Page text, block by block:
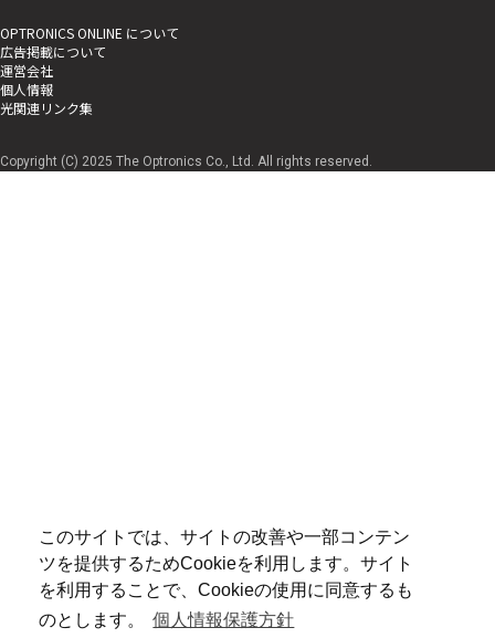
このサイトでは、サイトの改善や一部コンテン
ツを提供するためCookieを利用します。サイト
を利用することで、Cookieの使用に同意するも
のとします。
個人情報保護方針
OPTRONICS ONLINE について
広告掲載について
運営会社
個人情報
光関連リンク集
Copyright (C) 2025 The Optronics Co., Ltd. All rights reserved.